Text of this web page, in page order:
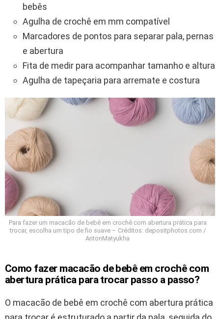
bebês
Agulha de crochê em mm compatível
Marcadores de pontos para separar pala, pernas
e abertura
Fita de medir para acompanhar tamanho e altura
Agulha de tapeçaria para arremate e costura
Para fazer um macacão de bebê em crochê com abertura prática para
trocar, escolha um tipo de fio suave – Créditos: depositphotos.com /
AntonMatyukha
Como fazer macacão de bebê em crochê com
abertura prática para trocar passo a passo?
O macacão de bebê em crochê com abertura prática